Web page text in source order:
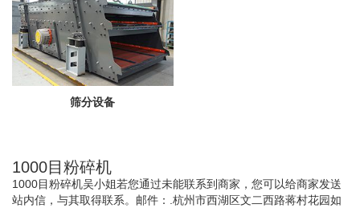
筛分设备
1000目粉碎机
1000目粉碎机吴小姐若您通过未能联系到商家，您可以给商家发送
站内信，与其取得联系。邮件：.杭州市西湖区文二西路蒋村花园如